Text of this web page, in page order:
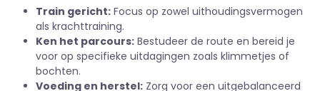
Train gericht: Focus op zowel uithoudingsvermogen
als krachttraining.
Ken het parcours: Bestudeer de route en bereid je
voor op specifieke uitdagingen zoals klimmetjes of
bochten.
Voeding en herstel: Zorg voor een uitgebalanceerd